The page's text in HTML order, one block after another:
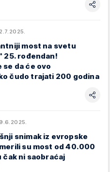
2.7.2025.
most na svetu
25. rođendan!
se da će ovo
čudo trajati 200 godina
snimak iz evropske
su most od 40.000
čak ni saobraćaj